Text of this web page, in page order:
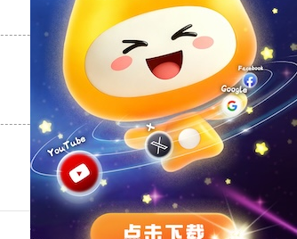
反对 [0]
支持[0] 反对[0]